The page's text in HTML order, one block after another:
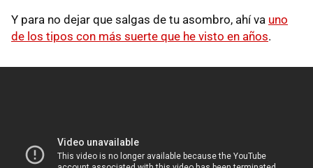
Y para no dejar que salgas de tu asombro, ahí va uno
de los tipos con más suerte que he visto en años.